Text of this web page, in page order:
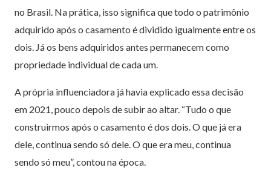
no Brasil. Na prática, isso significa que todo o patrimônio
adquirido após o casamento é dividido igualmente entre os
dois. Já os bens adquiridos antes permanecem como
propriedade individual de cada um.
A própria influenciadora já havia explicado essa decisão
em 2021, pouco depois de subir ao altar. “Tudo o que
construirmos após o casamento é dos dois. O que já era
dele, continua sendo só dele. O que era meu, continua
sendo só meu”, contou na época.